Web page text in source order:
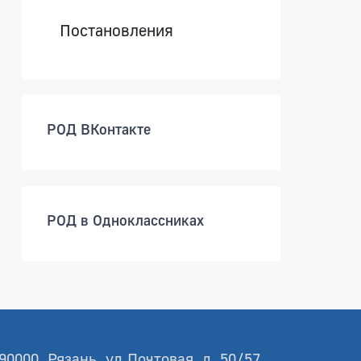
Постановления
РОД ВКонтакте
РОД в Одноклассниках